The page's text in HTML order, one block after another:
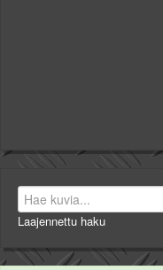
Laajennettu haku